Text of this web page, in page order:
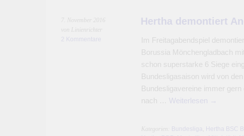
7. November 2016
von Linienrichter
2 Kommentare
Hertha demontiert
Im Freitagabendspiel
Borussia Mönchengladbach
schon superstarke 6 Siege
Bundesligasaison wird von
Bundesligavereine immer
nach … Weiterlesen →
Kategorien: Bundesliga Hertha BSC